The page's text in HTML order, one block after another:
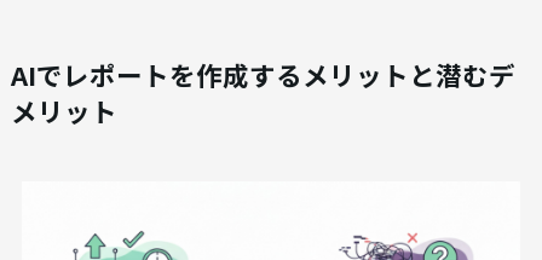
AIでレポートを作成するメリットと潜むデ
メリット